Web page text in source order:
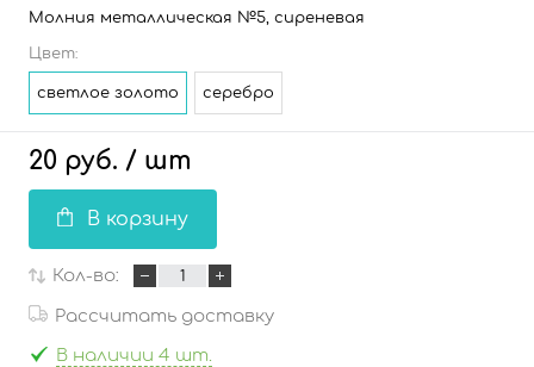
Молния металлическая №5, сиреневая
Цвет:
светлое золото серебро
20 руб. / шт
В корзину
Кол-во:
Рассчитать доставку
В наличии 4 шт.